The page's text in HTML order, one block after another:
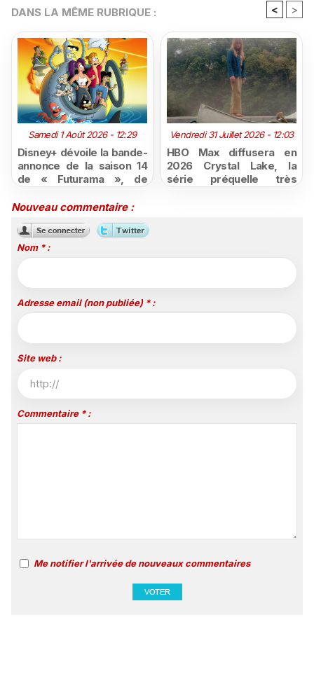
DANS LA MÊME RUBRIQUE : < >
Samedi 1 Août 2026 - 12:29
Disney+ dévoile la bande-
annonce de la saison 14
de « Futurama », de
Vendredi 31 Juillet 2026 - 12:03
HBO Max diffusera en
2026 Crystal Lake, la
série préquelle très
Nouveau commentaire :
Nom * :
Adresse email (non publiée) * :
Site web :
Commentaire * :
Me notifier l'arrivée de nouveaux commentaires